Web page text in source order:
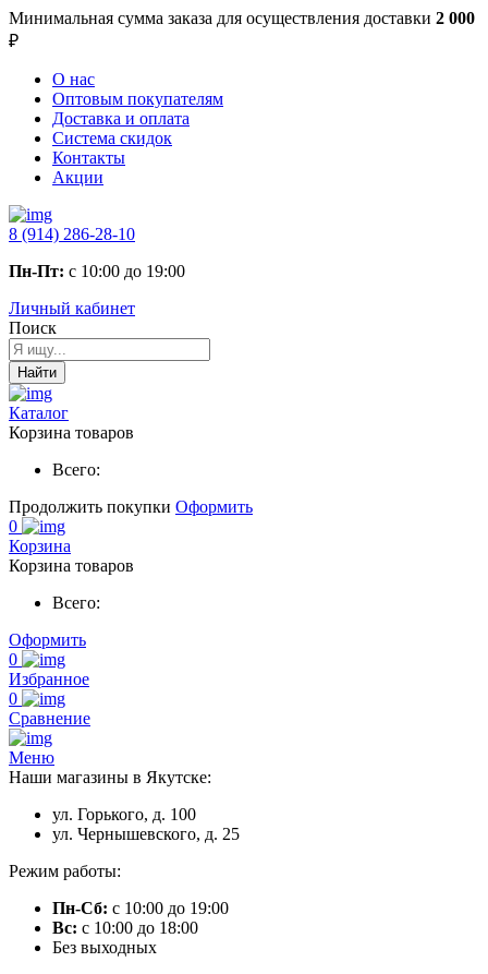
Минимальная сумма заказа для осуществления доставки 2 000
₽
О нас
Оптовым покупателям
Доставка и оплата
Система скидок
Контакты
Акции
8 (914) 286-28-10
Пн-Пт: с 10:00 до 19:00
Личный кабинет
Поиск
Найти
Каталог
Корзина товаров
Всего:
Продолжить покупки Оформить
0
Корзина
Корзина товаров
Всего:
Оформить
0
Избранное
0
Сравнение
Меню
Наши магазины в Якутске:
ул. Горького, д. 100
ул. Чернышевского, д. 25
Режим работы:
Пн-Сб: с 10:00 до 19:00
Вс: с 10:00 до 18:00
Без выходных